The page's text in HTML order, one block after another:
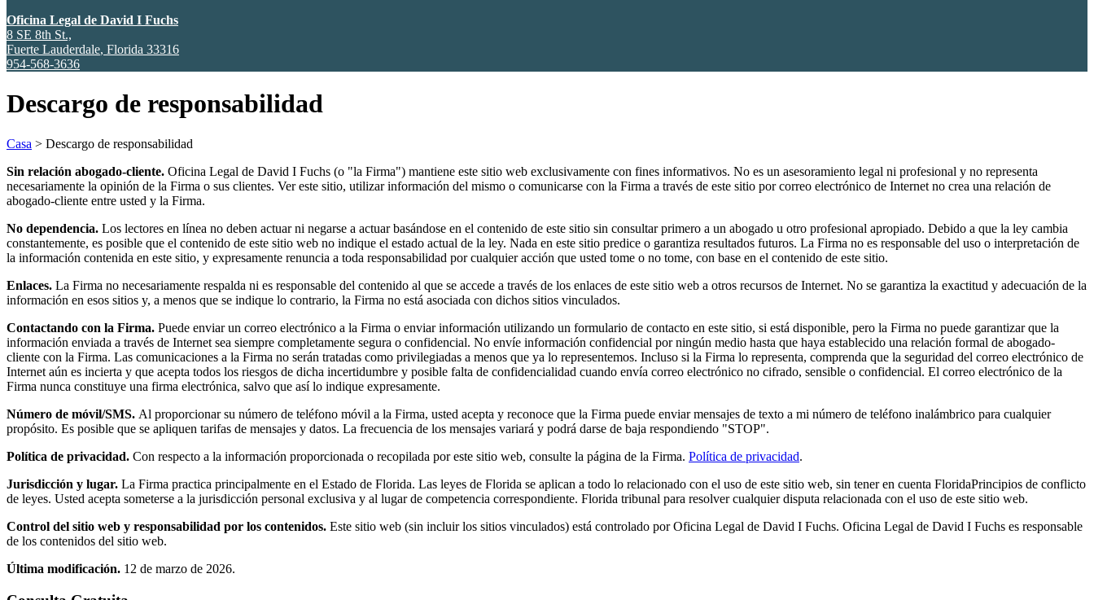
Oficina Legal de David I Fuchs
8 SE 8th St.,
Fuerte Lauderdale, Florida 33316
954-568-3636
Descargo de responsabilidad
Casa > Descargo de responsabilidad
Sin relación abogado-cliente. Oficina Legal de David I Fuchs (o "la Firma") mantiene este sitio web exclusivamente con fines informativos. No es un asesoramiento legal ni profesional y no representa
necesariamente la opinión de la Firma o sus clientes. Ver este sitio, utilizar información del mismo o comunicarse con la Firma a través de este sitio por correo electrónico de Internet no crea una relación de
abogado-cliente entre usted y la Firma.
No dependencia. Los lectores en línea no deben actuar ni negarse a actuar basándose en el contenido de este sitio sin consultar primero a un abogado u otro profesional apropiado. Debido a que la ley cambia
constantemente, es posible que el contenido de este sitio web no indique el estado actual de la ley. Nada en este sitio predice o garantiza resultados futuros. La Firma no es responsable del uso o interpretación de
la información contenida en este sitio, y expresamente renuncia a toda responsabilidad por cualquier acción que usted tome o no tome, con base en el contenido de este sitio.
Enlaces. La Firma no necesariamente respalda ni es responsable del contenido al que se accede a través de los enlaces de este sitio web a otros recursos de Internet. No se garantiza la exactitud y adecuación de la
información en esos sitios y, a menos que se indique lo contrario, la Firma no está asociada con dichos sitios vinculados.
Contactando con la Firma. Puede enviar un correo electrónico a la Firma o enviar información utilizando un formulario de contacto en este sitio, si está disponible, pero la Firma no puede garantizar que la
información enviada a través de Internet sea siempre completamente segura o confidencial. No envíe información confidencial por ningún medio hasta que haya establecido una relación formal de abogado-
cliente con la Firma. Las comunicaciones a la Firma no serán tratadas como privilegiadas a menos que ya lo representemos. Incluso si la Firma lo representa, comprenda que la seguridad del correo electrónico de
Internet aún es incierta y que acepta todos los riesgos de dicha incertidumbre y posible falta de confidencialidad cuando envía correo electrónico no cifrado, sensible o confidencial. El correo electrónico de la
Firma nunca constituye una firma electrónica, salvo que así lo indique expresamente.
Número de móvil/SMS. Al proporcionar su número de teléfono móvil a la Firma, usted acepta y reconoce que la Firma puede enviar mensajes de texto a mi número de teléfono inalámbrico para cualquier
propósito. Es posible que se apliquen tarifas de mensajes y datos. La frecuencia de los mensajes variará y podrá darse de baja respondiendo "STOP".
Política de privacidad. Con respecto a la información proporcionada o recopilada por este sitio web, consulte la página de la Firma. Política de privacidad.
Jurisdicción y lugar. La Firma practica principalmente en el Estado de Florida. Las leyes de Florida se aplican a todo lo relacionado con el uso de este sitio web, sin tener en cuenta FloridaPrincipios de conflicto
de leyes. Usted acepta someterse a la jurisdicción personal exclusiva y al lugar de competencia correspondiente. Florida tribunal para resolver cualquier disputa relacionada con el uso de este sitio web.
Control del sitio web y responsabilidad por los contenidos. Este sitio web (sin incluir los sitios vinculados) está controlado porOficina Legal de David I Fuchs. Oficina Legal de David I Fuchs es responsable
de los contenidos del sitio web.
Última modificación. 12 de marzo de 2026.